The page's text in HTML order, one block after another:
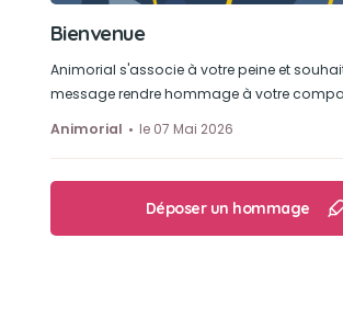
Bienvenue
Animorial s'associe à votre peine et
message rendre hommage à votre
Animorial
le 07 Mai 2026
Déposer un hommage